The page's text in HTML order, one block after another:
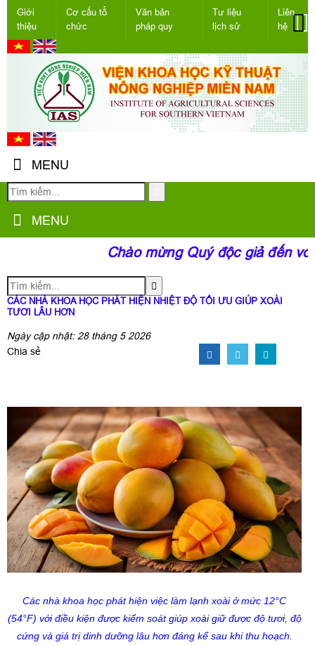
Giới
thiệu
Cơ cấu tổ
chức
Văn bản
pháp quy
Tư liệu
lịch sử
Liên
hệ
MENU
MENU
Chào mừng Quý độc giả đến
CÁC NHÀ KHOA HỌC PHÁT HIỆN NHIỆT ĐỘ TỐI ƯU GIÚP XOÀI
TƯƠI LÂU HƠN
Ngày cập nhật: 28 tháng 5 2026
Chia sẻ
Các nhà khoa học phát hiện việc làm lạnh xoài ở mức 12°C
(54°F) với điều kiện được kiểm soát giúp xoài giữ được độ tươi, độ
cứng và giá trị dinh dưỡng lâu hơn đáng kể sau khi thu hoạch.